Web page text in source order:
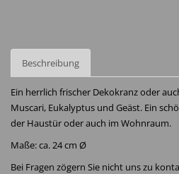
Beschreibung
Ein herrlich frischer Dekokranz oder
Muscari, Eukalyptus und Geäst. Ein
der Haustür oder auch im Wohnraum.
Maße: ca. 24 cm Ø
Bei Fragen zögern Sie nicht uns zu